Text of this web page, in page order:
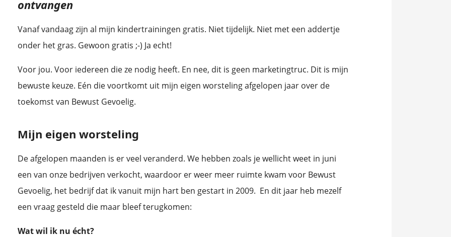
ontvangen
Vanaf vandaag zijn al mijn kindertrainingen gratis. Niet tijdelijk. Niet met een addertje
onder het gras. Gewoon gratis ;-) Ja echt!
Voor jou. Voor iedereen die ze nodig heeft. En nee, dit is geen marketingtruc. Dit is mijn
bewuste keuze. Eén die voortkomt uit mijn eigen worsteling afgelopen jaar over de
toekomst van Bewust Gevoelig.
Mijn eigen worsteling
De afgelopen maanden is er veel veranderd. We hebben zoals je wellicht weet in juni
een van onze bedrijven verkocht, waardoor er weer meer ruimte kwam voor Bewust
Gevoelig, het bedrijf dat ik vanuit mijn hart ben gestart in 2009. En dit jaar heb mezelf
een vraag gesteld die maar bleef terugkomen:
Wat wil ik nu écht?